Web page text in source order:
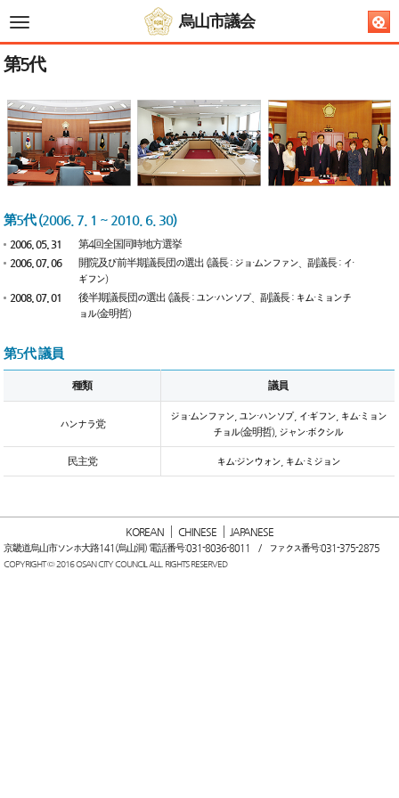
전
메
뉴
烏山市議会
第5代
第5代 (2006. 7. 1 ~ 2010. 6. 30)
2006. 05. 31
第4回全国同時地方選挙
2006. 07. 06
開院及び前半期議長団の選出 (議長 : ジョ・ムンファン、副議長 : イ・
ギフン)
2008. 07. 01
後半期議長団の選出 (議長 : ユン・ハンソプ、副議長 : キム・ミョンチ
ョル(金明哲)
第5代 議員
種類 議員
ハンナラ党
ジョ・ムンファン, ユン・ハンソプ, イ・ギフン, キム・ミョン
チョル(金明哲), ジャン・ボクシル
民主党 キム・ジンウォン, キム・ミジョン
KOREAN CHINESE JAPANESE
京畿道烏山市ソンホ大路141(烏山洞) 電話番号:031-8036-8011 / ファクス番号:031-375-2875
COPYRIGHT © 2016 OSAN CITY COUNCIL ALL. RIGHTS RESERVED